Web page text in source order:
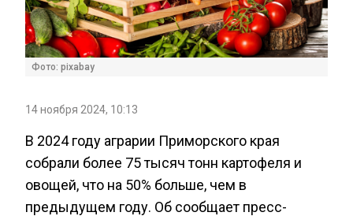
Фото: pixabay
14 ноября 2024, 10:13
В 2024 году аграрии Приморского края
собрали более 75 тысяч тонн картофеля и
овощей, что на 50% больше, чем в
предыдущем году. Об сообщает пресс-